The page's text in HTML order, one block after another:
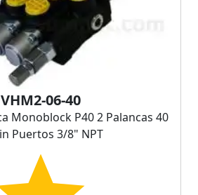
VHM2-06-40
Monoblock P40 2 Palancas 40
Puertos 3/8" NPT